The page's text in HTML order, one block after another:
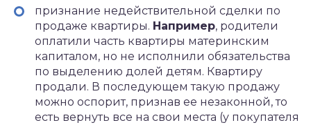
признание недействительной сделки по
продаже квартиры. Например, родители
оплатили часть квартиры материнским
капиталом, но не исполнили обязательства
по выделению долей детям. Квартиру
продали. В последующем такую продажу
можно оспорит, признав ее незаконной, то
есть вернуть все на свои места (у покупателя